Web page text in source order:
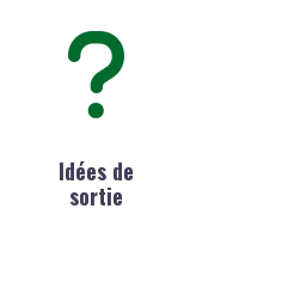
Idées de
sortie